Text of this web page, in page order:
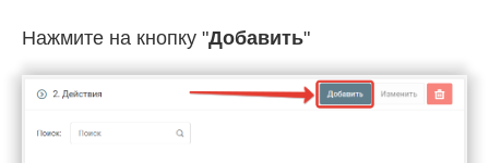
Нажмите на кнопку "Добавить"